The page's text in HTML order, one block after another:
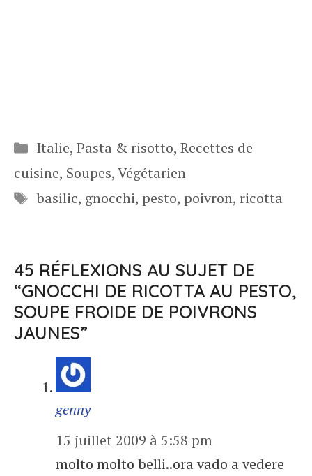
Catégories
Italie, Pasta & risotto, Recettes de
cuisine, Soupes,Végétarien
Étiquettes
basilic, gnocchi, pesto, poivron, ricotta
45 RÉFLEXIONS AU SUJET DE
“GNOCCHI DE RICOTTA AU PESTO,
SOUPE FROIDE DE POIVRONS
JAUNES”
genny
15 juillet 2009 à 5:58 pm
molto molto belli..ora vado a vedere